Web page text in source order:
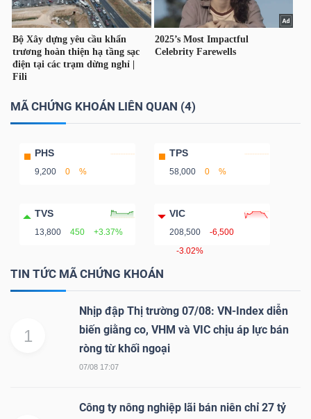
MÃ CHỨNG KHOÁN LIÊN QUAN (4)
PHS
9,200 0 %
TPS
58,000 0 %
TVS
13,800 450 +3.37%
VIC
208,500
-6,500
-3.02%
TIN TỨC MÃ CHỨNG KHOÁN
1
Nhịp đập Thị trường 07/08: VN-Index diễn
biến giằng co, VHM và VIC chịu áp lực bán
ròng từ khối ngoại
07/08 17:07
Công ty nông nghiệp lãi bán niên chỉ 27 tỷ
(-)
Dịch
(-)
Đào
Sách
tài